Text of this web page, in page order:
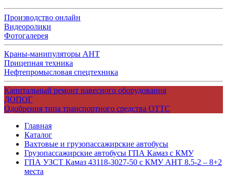
Производство онлайн
Видеоролики
Фотогалерея
Краны-манипуляторы АНТ
Прицепная техника
Нефтепромысловая спецтехника
Капитальный ремонт навесного оборудования
ДОПОГ
Одобрения типа транспортного средства ОТТС
Главная
Каталог
Вахтовые и грузопассажирские автобусы
Грузопассажирские автобусы ГПА Камаз с КМУ
ГПА УЗСТ Камаз 43118-3027-50 с КМУ АНТ 8.5-2 – 8+2
места